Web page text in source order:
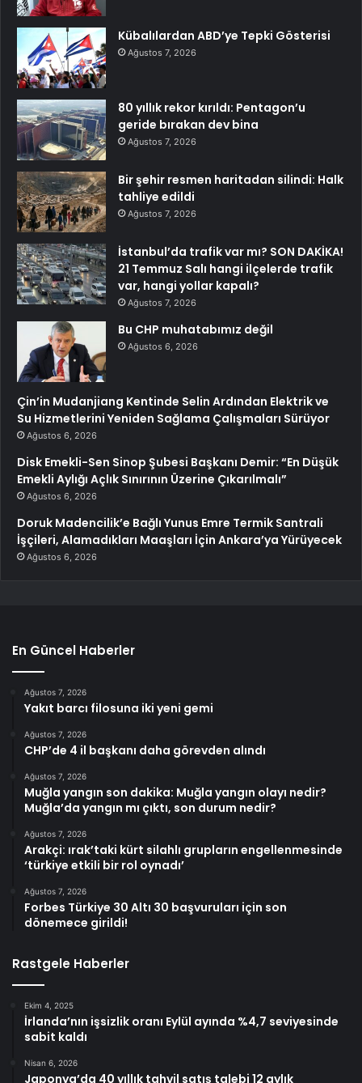
Kübalılardan ABD’ye Tepki Gösterisi
Ağustos 7, 2026
80 yıllık rekor kırıldı: Pentagon’u
geride bırakan dev bina
Ağustos 7, 2026
Bir şehir resmen haritadan silindi: Halk
tahliye edildi
Ağustos 7, 2026
İstanbul’da trafik var mı? SON DAKİKA!
21 Temmuz Salı hangi ilçelerde trafik
var, hangi yollar kapalı?
Ağustos 7, 2026
Bu CHP muhatabımız değil
Ağustos 6, 2026
Çin’in Mudanjiang Kentinde Selin Ardından Elektrik ve
Su Hizmetlerini Yeniden Sağlama Çalışmaları Sürüyor
Ağustos 6, 2026
Disk Emekli-Sen Sinop Şubesi Başkanı Demir: “En Düşük
Emekli Aylığı Açlık Sınırının Üzerine Çıkarılmalı”
Ağustos 6, 2026
Doruk Madencilik’e Bağlı Yunus Emre Termik Santrali
İşçileri, Alamadıkları Maaşları İçin Ankara’ya Yürüyecek
Ağustos 6, 2026
En Güncel Haberler
Ağustos 7, 2026
Yakıt barcı filosuna iki yeni gemi
Ağustos 7, 2026
CHP’de 4 il başkanı daha görevden alındı
Ağustos 7, 2026
Muğla yangın son dakika: Muğla yangın olayı nedir?
Muğla’da yangın mı çıktı, son durum nedir?
Ağustos 7, 2026
Arakçi: ırak’taki kürt silahlı grupların engellenmesinde
‘türkiye etkili bir rol oynadı’
Ağustos 7, 2026
Forbes Türkiye 30 Altı 30 başvuruları için son
dönemece girildi!
Rastgele Haberler
Ekim 4, 2025
İrlanda’nın işsizlik oranı Eylül ayında %4,7 seviyesinde
sabit kaldı
Nisan 6, 2026
Japonya’da 40 yıllık tahvil satış talebi 12 aylık